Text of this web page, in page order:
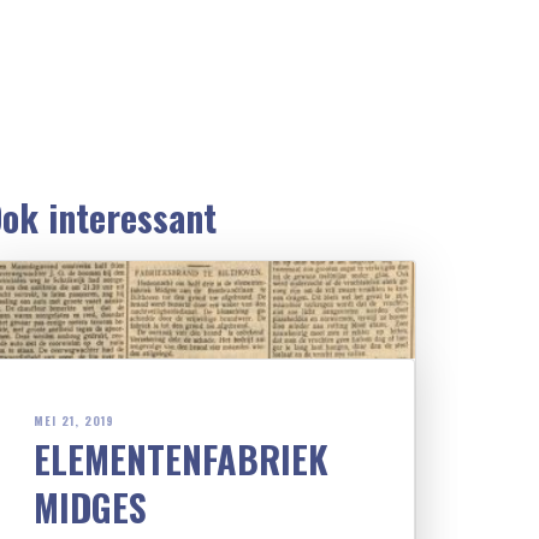
interessant
MEI 21, 2019
ELEMENTENFABRIEK
MIDGES